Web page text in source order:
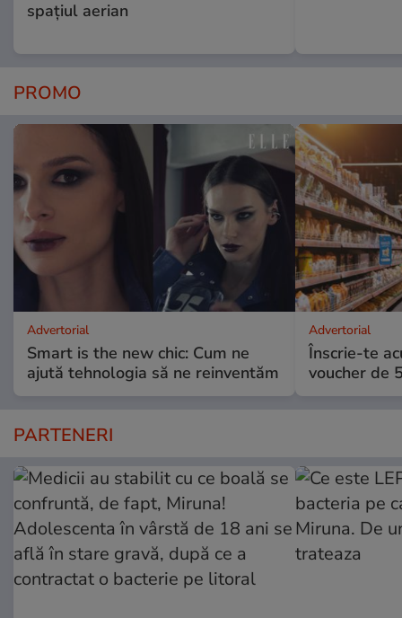
spațiul aerian
PROMO
Advertorial
Smart is the new chic: Cum ne
ajută tehnologia să ne reinventăm
Advertorial
Înscrie-te
voucher de
PARTENERI